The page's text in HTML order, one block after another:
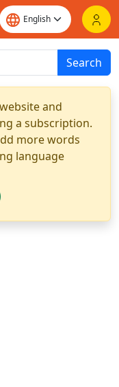
Search
and
a subscription.
more words
language